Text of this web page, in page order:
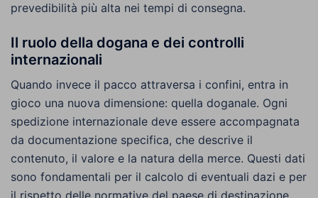
prevedibilità più alta nei tempi di consegna.
Il ruolo della dogana e dei controlli
internazionali
Quando invece il pacco attraversa i confini, entra in
gioco una nuova dimensione: quella doganale. Ogni
spedizione internazionale deve essere accompagnata
da documentazione specifica, che descrive il
contenuto, il valore e la natura della merce. Questi dati
sono fondamentali per il calcolo di eventuali dazi e per